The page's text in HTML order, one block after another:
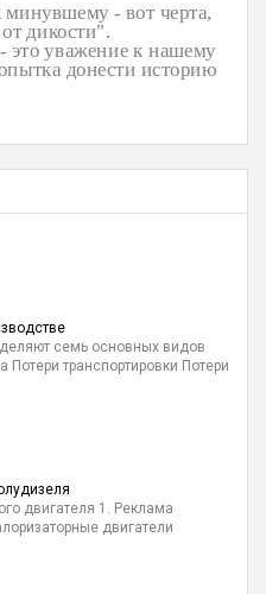
- вот черта,
дикости".
это уважение к нашему
донести историю
семь основных видов
Потери транспортировки Потери
двигателя 1. Реклама
двигатели